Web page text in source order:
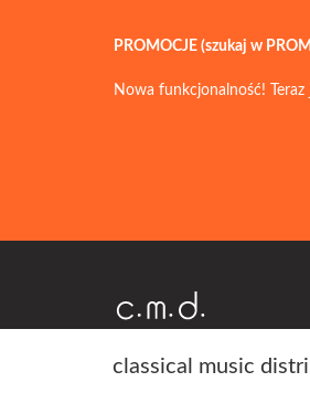
PROMOCJE (szukaj w
Nowa funkcjonalność!
classical music